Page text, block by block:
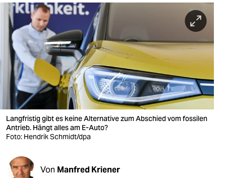
sport
berlin
nord
wahrheit
verlag
verlag
shop
Langfristig gibt es keine Alternative zum Abschied vom fossilen
Antrieb. Hängt alles am E-Auto?
Foto: Hendrik Schmidt/dpa
Von Manfred Kriener